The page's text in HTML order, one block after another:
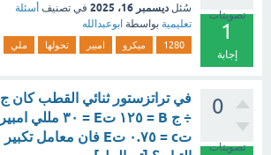
تصويتات
1
إجابة
سُئل ديسمبر 16، 2025 في تصنيف أسئلة
تعليمية بواسطة ابوعبدالله
1280 ميكرو امبير تحولها ملي
0
تصويتات
÷ ج B = ١٢٥ تE = ٣٠ مللي امبير
تc = ٠.٧٥ تE فان معامل تكبير